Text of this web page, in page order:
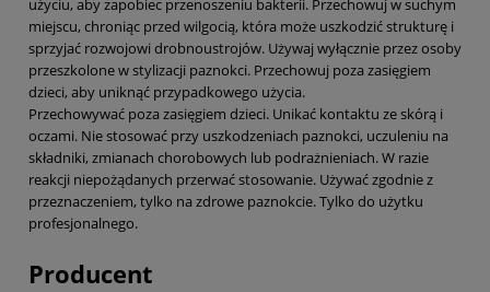
użyciu, aby zapobiec przenoszeniu bakterii. Przechowuj w suchym
miejscu, chroniąc przed wilgocią, która może uszkodzić strukturę i
sprzyjać rozwojowi drobnoustrojów. Używaj wyłącznie przez osoby
przeszkolone w stylizacji paznokci. Przechowuj poza zasięgiem
dzieci, aby uniknąć przypadkowego użycia.
Przechowywać poza zasięgiem dzieci. Unikać kontaktu ze skórą i
oczami. Nie stosować przy uszkodzeniach paznokci, uczuleniu na
składniki, zmianach chorobowych lub podrażnieniach. W razie
reakcji niepożądanych przerwać stosowanie. Używać zgodnie z
przeznaczeniem, tylko na zdrowe paznokcie. Tylko do użytku
profesjonalnego.
Producent